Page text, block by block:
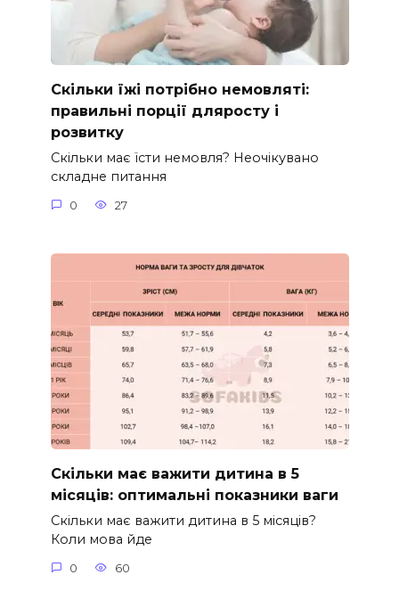
Скільки їжі потрібно немовляті:
правильні порції дляросту і
розвитку
Скільки має їсти немовля? Неочікувано
складне питання
0 27
Скільки має важити дитина в 5
місяців: оптимальні показники ваги
Скільки має важити дитина в 5 місяців?
Коли мова йде
0 60